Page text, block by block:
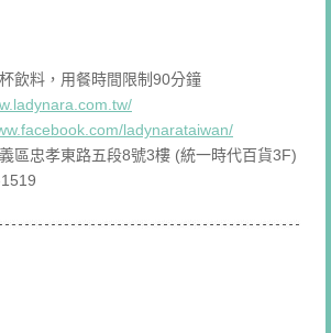
飲料，用餐時間限制90分鐘
ladynarataiwan/
區忠孝東路五段8號3樓 (統一時代百貨3F)